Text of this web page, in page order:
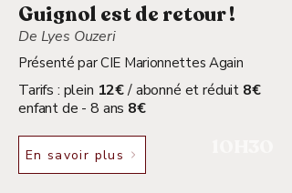
Guignol est de retour !
De Lyes Ouzeri
Présenté par CIE Marionnettes Again
Tarifs : plein 12€/ abonné et réduit 8€
enfant de - 8 ans 8€
En savoir plus